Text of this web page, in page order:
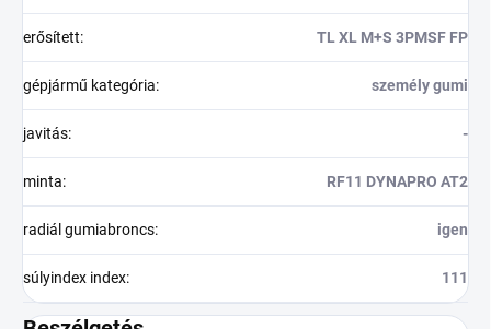
erősített: TL XL M+S 3PMSF FP
gépjármű kategória: személy gumi
javitás: -
minta: RF11 DYNAPRO AT2
radiál gumiabroncs: igen
súlyindex index: 111